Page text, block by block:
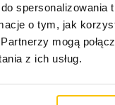
spersonalizowania
o tym, jak
mogą
z ich usług.
może